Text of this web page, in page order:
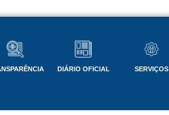
DIÁRIO OFICIAL SERVIÇOS